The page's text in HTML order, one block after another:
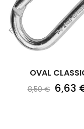
OVAL
STRAIGHT
8,50 € 6,63